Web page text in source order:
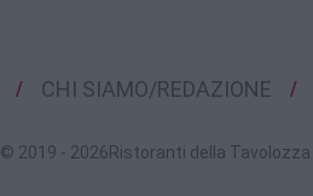
CHI SIAMO/REDAZIONE
© 2019 - 2026Ristoranti della